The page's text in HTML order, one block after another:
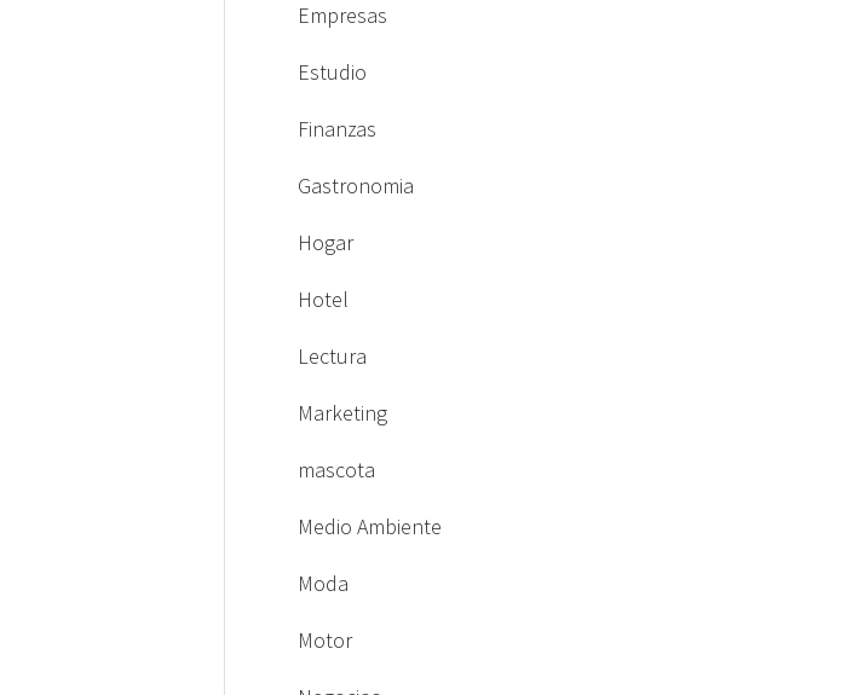
Empresas
Estudio
Finanzas
Gastronomia
Hogar
Hotel
Lectura
Marketing
mascota
Medio Ambiente
Moda
Motor